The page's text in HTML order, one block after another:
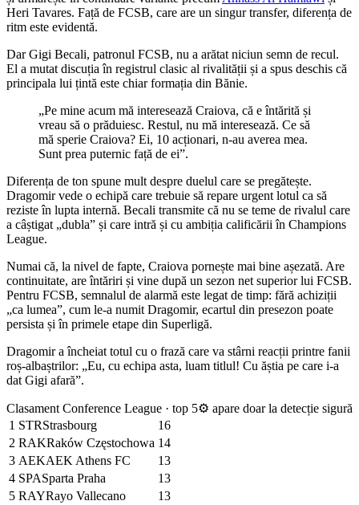
Heri Tavares. Față de FCSB, care are un singur transfer, diferența de
ritm este evidentă.
Dar Gigi Becali, patronul FCSB, nu a arătat niciun semn de recul.
El a mutat discuția în registrul clasic al rivalității și a spus deschis că
principala lui țintă este chiar formația din Bănie.
„Pe mine acum mă interesează Craiova, că e întărită și
vreau să o prăduiesc. Restul, nu mă interesează. Ce să
mă sperie Craiova? Ei, 10 acționari, n-au averea mea.
Sunt prea puternic față de ei”.
Diferența de ton spune mult despre duelul care se pregătește.
Dragomir vede o echipă care trebuie să repare urgent lotul ca să
reziste în lupta internă. Becali transmite că nu se teme de rivalul care
a câștigat „dubla” și care intră și cu ambiția calificării în Champions
League.
Numai că, la nivel de fapte, Craiova pornește mai bine așezată. Are
continuitate, are întăriri și vine după un sezon net superior lui FCSB.
Pentru FCSB, semnalul de alarmă este legat de timp: fără achiziții
„ca lumea”, cum le-a numit Dragomir, ecartul din presezon poate
persista și în primele etape din Superligă.
Dragomir a încheiat totul cu o frază care va stârni reacții printre fanii
roș-albaștrilor: „Eu, cu echipa asta, luam titlul! Cu ăștia pe care i-a
dat Gigi afară”.
Clasament Conference League · top 5⚙ apare doar la detecție sigură
1 STRStrasbourg
16
2 RAKRaków Częstochowa 14
3 AEKAEK Athens FC
13
4 SPASparta Praha
13
5 RAYRayo Vallecano
13